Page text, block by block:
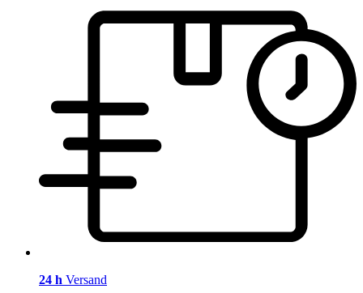
24 h Versand